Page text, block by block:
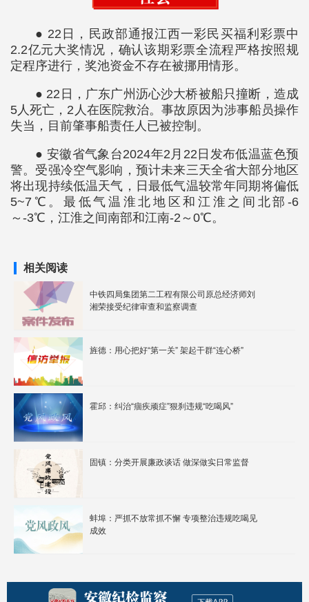
● 22日，民政部通报江西一彩民买福利彩票中
2.2亿元大奖情况，确认该期彩票全流程严格按照规
定程序进行，奖池资金不存在被挪用情形。
● 22日，广东广州沥心沙大桥被船只撞断，造成
5人死亡，2人在医院救治。事故原因为涉事船员操作
失当，目前肇事船责任人已被控制。
● 安徽省气象台2024年2月22日发布低温蓝色预
警。受强冷空气影响，预计未来三天全省大部分地区
将出现持续低温天气，日最低气温较常年同期将偏低
5~7℃。最低气温淮北地区和江淮之间北部-6
～-3℃，江淮之间南部和江南-2～0℃。
相关阅读
中铁四局集团第二工程有限公司原总经济师刘
湘荣接受纪律审查和监察调查
旌德：用心把好“第一关” 架起干群“连心桥”
霍邱：纠治“痼疾顽症”狠刹违规“吃喝风”
固镇：分类开展廉政谈话 做深做实日常监督
蚌埠：严抓不放常抓不懈 专项整治违规吃喝见
成效